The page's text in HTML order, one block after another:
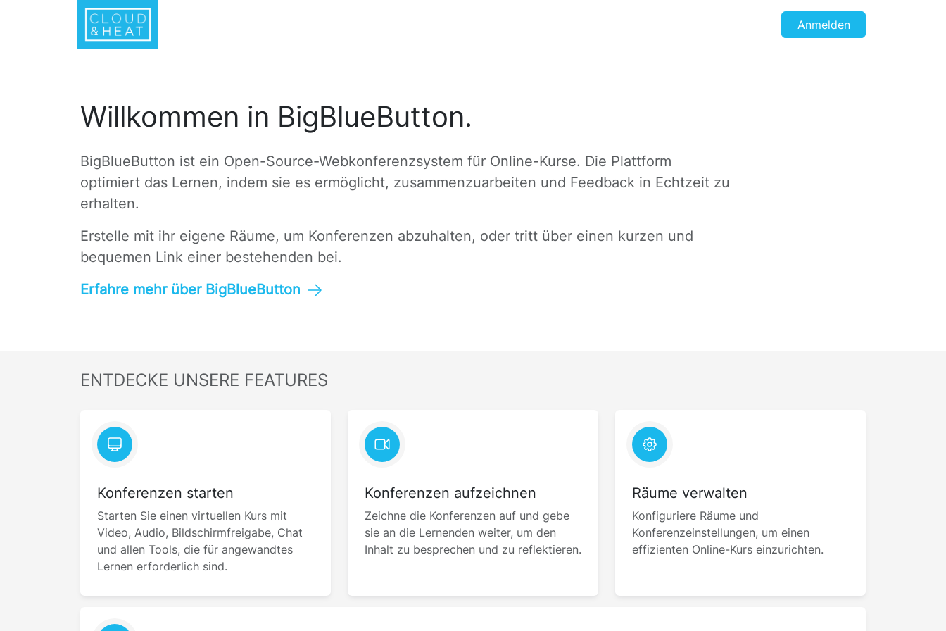
Anmelden
Willkommen in BigBlueButton.
BigBlueButton ist ein Open-Source-Webkonferenzsystem für Online-Kurse. Die Plattform
optimiert das Lernen, indem sie es ermöglicht, zusammenzuarbeiten und Feedback in Echtzeit zu
erhalten.
Erstelle mit ihr eigene Räume, um Konferenzen abzuhalten, oder tritt über einen kurzen und
bequemen Link einer bestehenden bei.
Erfahre mehr über BigBlueButton
ENTDECKE UNSERE FEATURES
Konferenzen starten
Starten Sie einen virtuellen Kurs mit
Video, Audio, Bildschirmfreigabe, Chat
und allen Tools, die für angewandtes
Lernen erforderlich sind.
Konferenzen aufzeichnen
Zeichne die Konferenzen auf und gebe
sie an die Lernenden weiter, um den
Inhalt zu besprechen und zu reflektieren.
Räume verwalten
Konfiguriere Räume und
Konferenzeinstellungen, um einen
effizienten Online-Kurs einzurichten.